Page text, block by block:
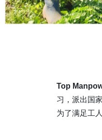
Top
习，派出国
为了满足工